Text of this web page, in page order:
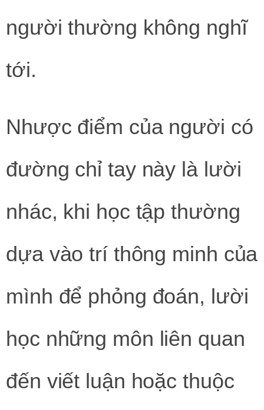
người thường không nghĩ
tới.
Nhược điểm của người có
đường chỉ tay này là lười
nhác, khi học tập thường
dựa vào trí thông minh của
mình để phỏng đoán, lười
học những môn liên quan
đến viết luận hoặc thuộc